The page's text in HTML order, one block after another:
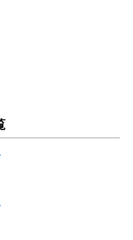
シギバナ,リザードン.
「ラウドボーン,ミュウ
ュウex&パーモット」
ex
「ゼラオラ/デオキシ